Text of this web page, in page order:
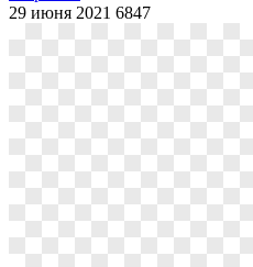
29 июня 2021 6847